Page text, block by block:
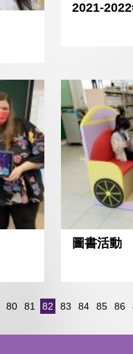
2021-
圖書活動
80 81 82 83 84 85 86